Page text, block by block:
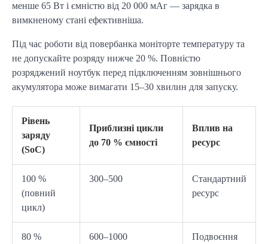
менше 65 Вт і ємністю від 20 000 мАг — зарядка в
вимкненому стані ефективніша.
Під час роботи від повербанка моніторте температуру та
не допускайте розряду нижче 20 %. Повністю
розряджений ноутбук перед підключенням зовнішнього
акумулятора може вимагати 15–30 хвилин для запуску.
Рівень
заряду
(SoC)
Приблизні цикли
до 70 % ємності
Вплив на
ресурс
100 %
(повний
цикл)
300–500
Стандартний
ресурс
80 %
600–1000
Подвоєння